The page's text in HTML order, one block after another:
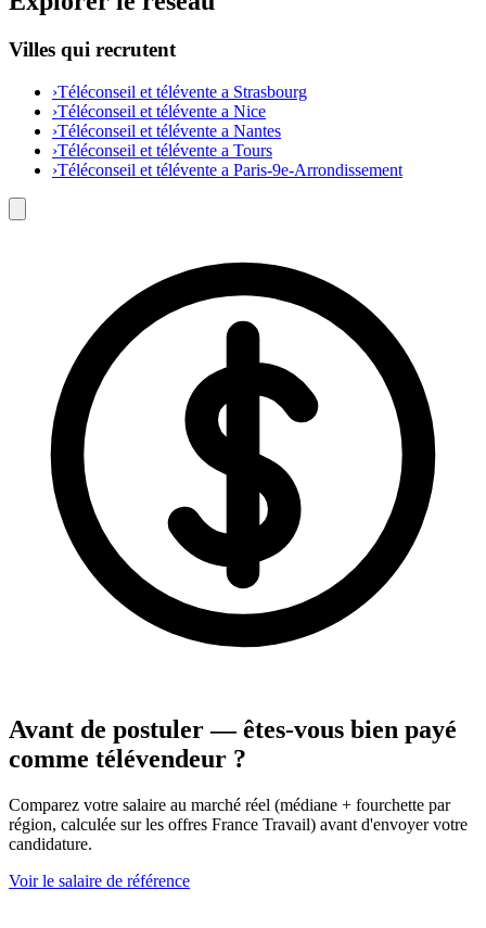
Villes qui recrutent
›Téléconseil et télévente a Strasbourg
›Téléconseil et télévente a Nice
›Téléconseil et télévente a Nantes
›Téléconseil et télévente a Tours
›Téléconseil et télévente a Paris-9e-Arrondissement
Avant de postuler — êtes-vous bien payé
comme télévendeur ?
Comparez votre salaire au marché réel (médiane + fourchette par
région, calculée sur les offres France Travail) avant d'envoyer votre
candidature.
Voir le salaire de référence